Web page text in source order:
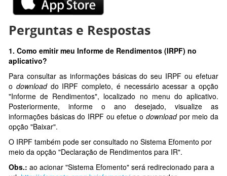
Perguntas e Respostas
1. Como emitir meu Informe de Rendimentos (IRPF) no
aplicativo?
Para consultar as informações básicas do seu IRPF ou efetuar
o downloaddo IRPF completo, é necessário acessar a opção
"Informe de Rendimentos", localizado no menu do aplicativo.
Posteriormente, informe o ano desejado, visualize as
informações básicas do IRPF ou efetue o downloadpor meio da
opção "Baixar".
O IRPF também pode ser consultado no Sistema Efomento por
meio da opção "Declaração de Rendimentos para IR".
Obs.: ao acionar "Sistema Efomento" será redirecionado para a